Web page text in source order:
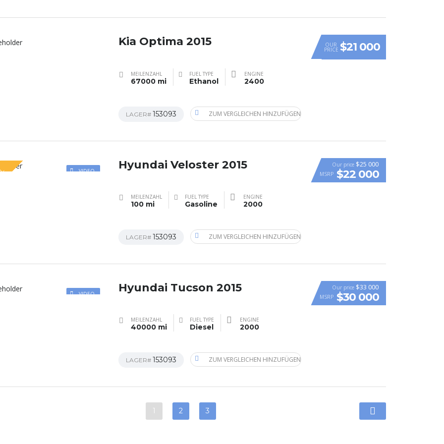
OUR
PRICE $21 000
Kia Optima 2015
MEILENZAHL
67000 mi
FUEL TYPE
Ethanol
ENGINE
2400
LAGER# 153093 ZUM VERGLEICHEN HINZUFÜGEN
VIDEO
Our price $25 000
MSRP $22 000
Hyundai Veloster 2015
MEILENZAHL
100 mi
FUEL TYPE
Gasoline
ENGINE
2000
LAGER# 153093 ZUM VERGLEICHEN HINZUFÜGEN
VIDEO
Our price $33 000
MSRP $30 000
Hyundai Tucson 2015
MEILENZAHL
40000 mi
FUEL TYPE
Diesel
ENGINE
2000
LAGER# 153093 ZUM VERGLEICHEN HINZUFÜGEN
1 2 3